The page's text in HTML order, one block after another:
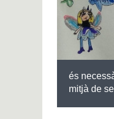
és
mitjà de